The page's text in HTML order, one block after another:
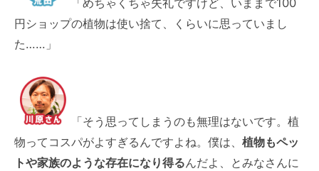
「めちゃくちゃ失礼ですけど、いままで100
円ショップの植物は使い捨て、くらいに思っていまし
た……」
「そう思ってしまうのも無理はないです。植
物ってコスパがよすぎるんですよね。僕は、 植物もペッ
トや家族のような存在になり得るんだよ、とみなさんに